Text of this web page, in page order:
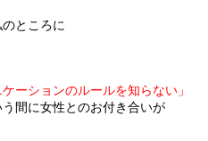
ところに
ーションのルールを知らない」
間に女性とのお付き合いが